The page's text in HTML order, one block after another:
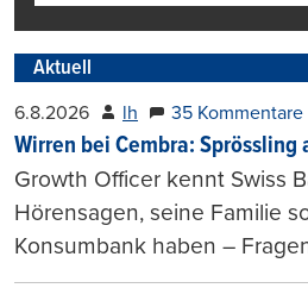
Aktuell
6.8.2026 lh 35 Kommentare
Wirren bei Cembra: Sprössling
Growth Officer kennt Swiss
Hörensagen, seine Familie
Konsumbank haben –